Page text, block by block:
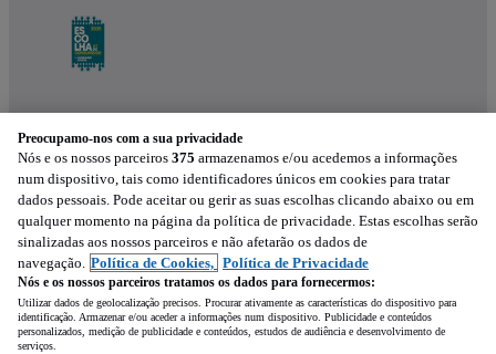
Experimenta a aplicação
Preocupamo-nos com a sua privacidade
Nós e os nossos parceiros 375 armazenamos e/ou acedemos a informações
num dispositivo, tais como identificadores únicos em cookies para tratar
dados pessoais. Pode aceitar ou gerir as suas escolhas clicando abaixo ou em
qualquer momento na página da política de privacidade. Estas escolhas serão
sinalizadas aos nossos parceiros e não afetarão os dados de
navegação. Política de Cookies, Política de Privacidade
Nós e os nossos parceiros tratamos os dados para fornecermos:
Utilizar dados de geolocalização precisos. Procurar ativamente as características do dispositivo para
identificação. Armazenar e/ou aceder a informações num dispositivo. Publicidade e conteúdos
personalizados, medição de publicidade e conteúdos, estudos de audiência e desenvolvimento de
serviços.